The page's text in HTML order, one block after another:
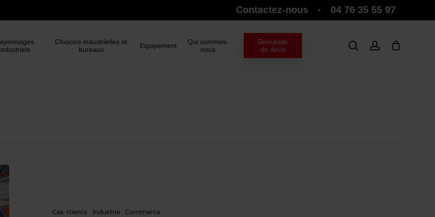
Contactez-nous • 04 76 35 55 97
industriels
Cloisons industrielles et
bureaux
Equipement
Qui sommes-
nous
Demande
de devis
searchaccount
Close
Cas clients Industrie Commerce